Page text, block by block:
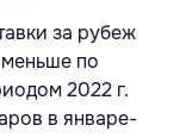
за рубеж
по
2022 г.
в январе-